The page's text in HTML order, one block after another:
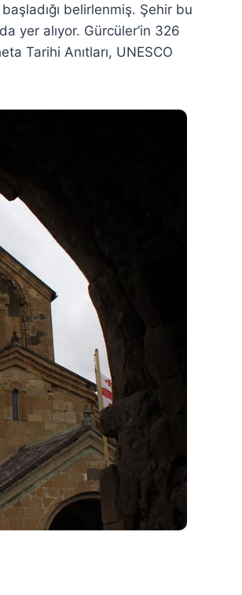
belirlenmiş. Şehir bu
yer alıyor. Gürcüler’in 326
Tarihi Anıtları, UNESCO